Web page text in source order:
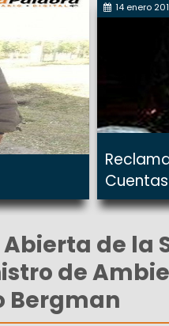
14 enero
de la
de
Bergman